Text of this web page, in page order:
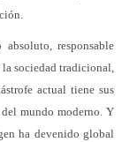
responsable
sociedad tradicional,
actual tiene sus
mundo moderno. Y
ha devenido global